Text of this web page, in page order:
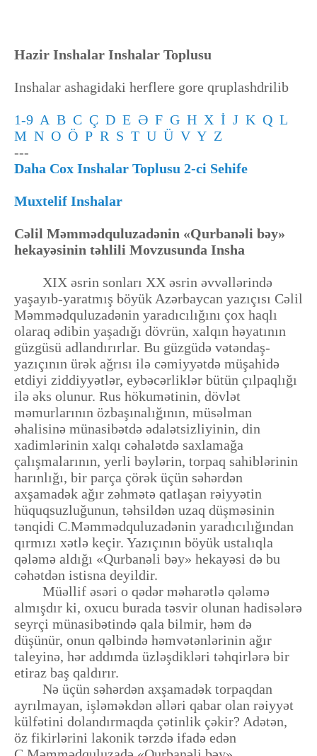
Hazir Inshalar Inshalar Toplusu
Inshalar ashagidaki herflere gore qruplashdrilib
1-9 A B C Ç D E Ə F G H X İ J K Q L
M N O Ö P R S T U Ü V Y Z
---
Daha Cox Inshalar Toplusu 2-ci Sehife
Muxtelif Inshalar
Cəlil Məmmədquluzadənin «Qurbanəli bəy»
hekayəsinin təhlili Movzusunda Insha
XIX əsrin sonları XX əsrin əvvəllərində
yaşayıb-yaratmış böyük Azərbaycan yazıçısı Cəlil
Məmmədquluzadənin yaradıcılığını çox haqlı
olaraq ədibin yaşadığı dövrün, xalqın həyatının
güzgüsü adlandırırlar. Bu güzgüdə vətəndaş-
yazıçının ürək ağrısı ilə cəmiyyətdə müşahidə
etdiyi ziddiyyətlər, eybəcərliklər bütün çılpaqlığı
ilə əks olunur. Rus hökumətinin, dövlət
məmurlarının özbaşınalığının, müsəlman
əhalisinə münasibətdə ədalətsizliyinin, din
xadimlərinin xalqı cəhalətdə saxlamağa
çalışmalarının, yerli bəylərin, torpaq sahiblərinin
harınlığı, bir parça çörək üçün səhərdən
axşamadək ağır zəhmətə qatlaşan rəiyyətin
hüquqsuzluğunun, təhsildən uzaq düşməsinin
tənqidi C.Məmmədquluzadənin yaradıcılığından
qırmızı xətlə keçir. Yazıçının böyük ustalıqla
qələmə aldığı «Qurbanəli bəy» hekayəsi də bu
cəhətdən istisna deyildir.
Müəllif əsəri o qədər məharətlə qələmə
almışdır ki, oxucu burada təsvir olunan hadisələrə
seyrçi münasibətində qala bilmir, həm də
düşünür, onun qəlbində həmvətənlərinin ağır
taleyinə, hər addımda üzləşdikləri təhqirlərə bir
etiraz baş qaldırır.
Nə üçün səhərdən axşamadək torpaqdan
ayrılmayan, işləməkdən əlləri qabar olan rəiyyət
külfətini dolandırmaqda çətinlik çəkir? Adətən,
öz fikirlərini lakonik tərzdə ifadə edən